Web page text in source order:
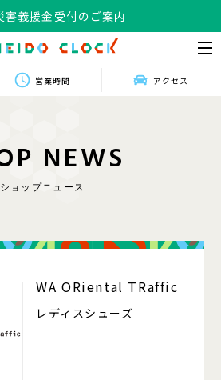
害義援金受付のご案内
営業時間 アクセス
P NEWS
ショップニュース
WA ORiental TRaffic
レディスシューズ